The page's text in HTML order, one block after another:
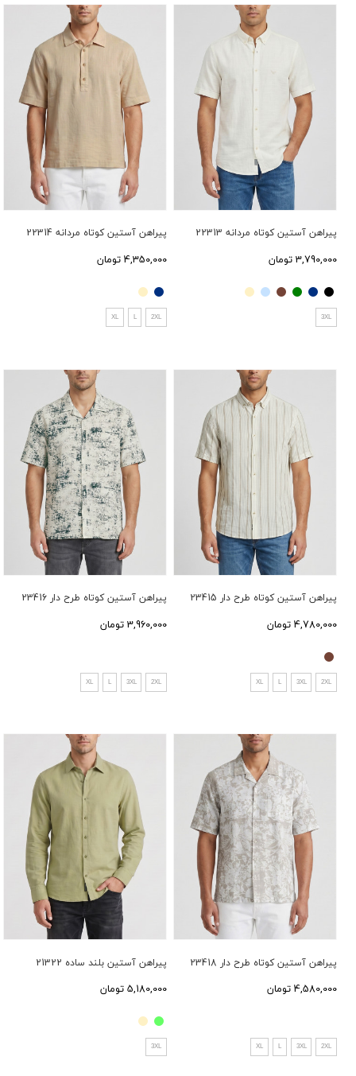
پیراهن آستین کوتاه مردانه 22313
3,790,000 تومان
3XL
پیراهن آستین کوتاه مردانه 22314
4,350,000 تومان
2XL
L
XL
پیراهن آستین کوتاه طرح دار 23415
4,780,000 تومان
2XL
3XL
XL
پیراهن آستین کوتاه طرح دار 23416
3,960,000 تومان
2XL
3XL
XL
پیراهن آستین کوتاه طرح دار 23418
4,580,000 تومان
2XL
3XL
L
XL
پیراهن آستین بلند ساده 21322
5,180,000 تومان
3XL